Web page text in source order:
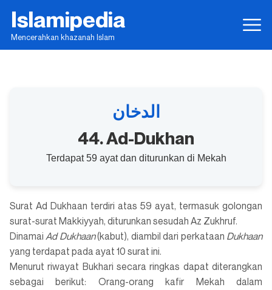
Islamipedia
Mencerahkan khazanah Islam
الدخان
44. Ad-Dukhan
Terdapat 59 ayat dan diturunkan di Mekah
Surat Ad Dukhaan terdiri atas 59 ayat, termasuk golongan
surat-surat Makkiyyah, diturunkan sesudah Az Zukhruf.
DinamaiAd Dukhaan(kabut), diambil dari perkataan Dukhaan
yang terdapat pada ayat 10 surat ini.
Menurut riwayat Bukhari secara ringkas dapat diterangkan
sebagai berikut: Orang-orang kafir Mekah dalam